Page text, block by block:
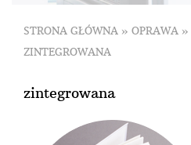
STRONA GŁÓWNA » OPRAWA »
ZINTEGROWANA
zintegrowana